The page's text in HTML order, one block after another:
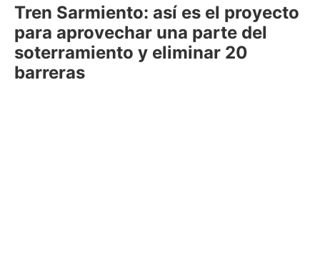
Tren Sarmiento: así es el proyecto
para aprovechar una parte del
soterramiento y eliminar 20
barreras